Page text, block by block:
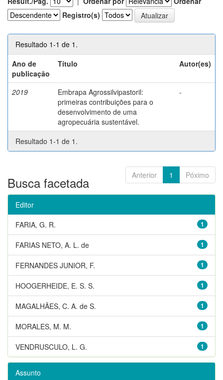
Registro(s)
Resultado 1-1 de 1.
Ano de
publicação
Título Autor(es)
2019
Embrapa Agrossilvipastoril:
primeiras contribuições para o
desenvolvimento de uma
agropecuária sustentável.
-
Resultado 1-1 de 1.
Anterior 1 Póximo
Busca facetada
Editor
1
FARIA, G. R.
1
FARIAS NETO, A. L. de
1
FERNANDES JUNIOR, F.
1
HOOGERHEIDE, E. S. S.
1
MAGALHÃES, C. A. de S.
1
MORALES, M. M.
1
VENDRUSCULO, L. G.
Assunto